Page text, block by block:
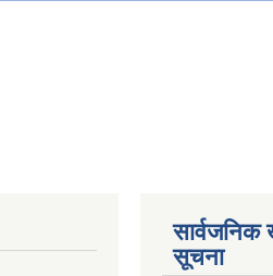
सार्वजनिक
सूचना